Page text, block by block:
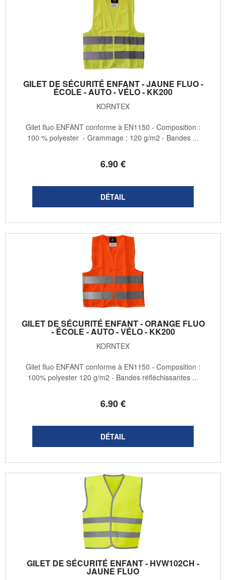
GILET DE SÉCURITÉ ENFANT - JAUNE FLUO -
ÉCOLE - AUTO - VÉLO - KK200
KORNTEX
6.90€
Gilet fluo ENFANT conforme à EN1150 - Composition :
100 % polyester - Grammage : 120 g/m2 - Bandes ...
GILET DE SÉCURITÉ ENFANT - ORANGE FLUO
- ÉCOLE - AUTO - VÉLO - KK200
KORNTEX
6.90€
Gilet fluo ENFANT conforme à EN1150 - Composition :
100% polyester 120 g/m2 - Bandes réfléchissantes ...
GILET DE SÉCURITÉ ENFANT - HVW102CH -
JAUNE FLUO